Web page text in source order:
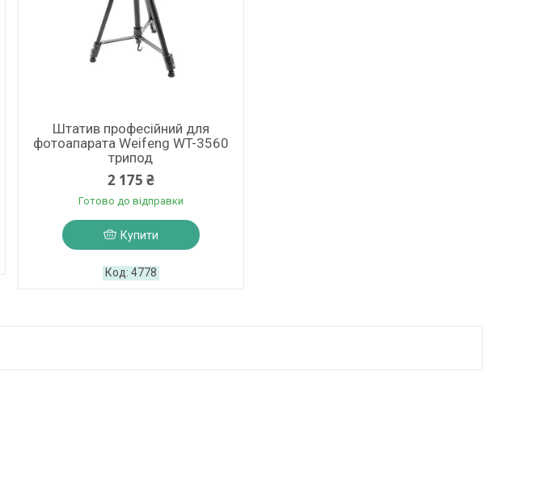
Штатив професійний для
фотоапарата Weifeng WT-3560
трипод
2 175 ₴
Готово до відправки
Купити
4778